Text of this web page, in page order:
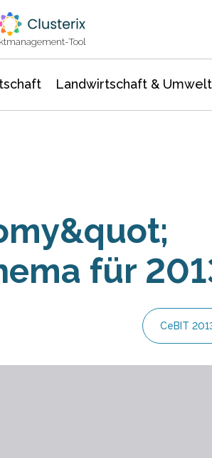
Tool
Landwirtschaft & Umwelt
für
CeBIT